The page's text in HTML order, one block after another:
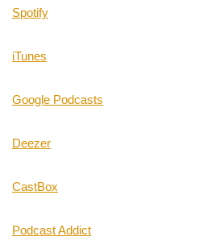
Spotify
iTunes
Google Podcasts
Deezer
CastBox
Podcast Addict